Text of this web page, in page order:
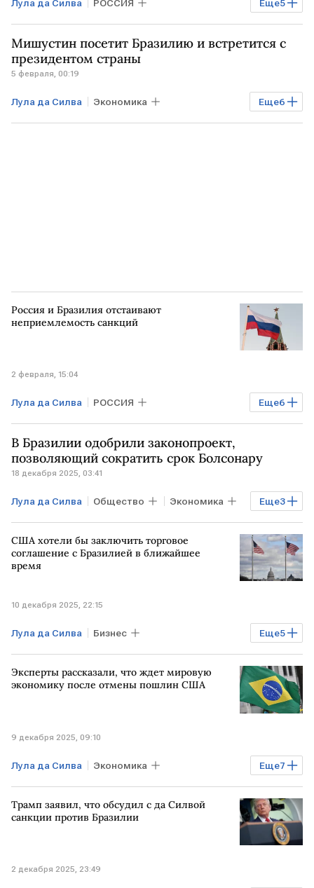
Еще5
Лула да Силва РОССИЯ
Мировая экономика БРАЗИЛИЯ
ЛАТИНСКАЯ АМЕРИКА
Михаил Мишустин
Мишустин посетит Бразилию и встретится с
президентом страны
5 февраля, 00:19
Еще6
Лула да Силва Экономика
Мировая экономика БРАЗИЛИЯ
Россия и Бразилия отстаивают
неприемлемость санкций
2 февраля, 15:04
Еще6
Лула да Силва РОССИЯ
Мировая экономика БРАЗИЛИЯ
РФ МОСКВА Михаил Мишустин
Большой театр
В Бразилии одобрили законопроект,
позволяющий сократить срок Болсонару
18 декабря 2025, 03:41
Еще3
Лула да Силва Общество Экономика
Мировая экономика БРАЗИЛИЯ
Верховный суд
США хотели бы заключить торговое
соглашение с Бразилией в ближайшее
время
10 декабря 2025, 22:15
Еще5
Лула да Силва Бизнес
Мировая экономика БРАЗИЛИЯ
США РФ Дональд Трамп
Эксперты рассказали, что ждет мировую
экономику после отмены пошлин США
9 декабря 2025, 09:10
Еще7
Лула да Силва Экономика
Мировая экономика США
БРАЗИЛИЯ Дональд Трамп
Трамп заявил, что обсудил с да Силвой
санкции против Бразилии
2 декабря 2025, 23:49